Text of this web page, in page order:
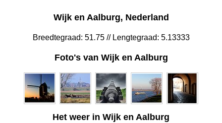
Wijk en Aalburg, Nederland
Breedtegraad: 51.75 // Lengtegraad: 5.13333
Foto's van Wijk en Aalburg
Het weer in Wijk en Aalburg